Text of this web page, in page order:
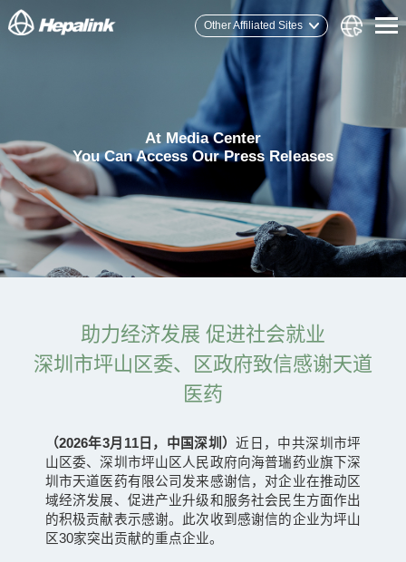
Other Affiliated Sites
At Media Center
You Can Access Our Press Releases
助力经济发展 促进社会就业
深圳市坪山区委、区政府致信感谢天道
医药
（2026年3月11日，中国深圳）近日，中共深圳市坪
山区委、深圳市坪山区人民政府向海普瑞药业旗下深
圳市天道医药有限公司发来感谢信，对企业在推动区
域经济发展、促进产业升级和服务社会民生方面作出
的积极贡献表示感谢。此次收到感谢信的企业为坪山
区30家突出贡献的重点企业。